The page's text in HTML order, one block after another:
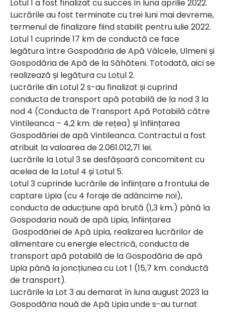
Lotul 1 a fost finalizat cu succes în luna aprilie 2022.
Lucrările au fost terminate cu trei luni mai devreme,
termenul de finalizare fiind stabilit pentru iulie 2022.
Lotul 1 cuprinde 17 km de conductă ce face
legătura între Gospodăria de Apă Vâlcele, Ulmeni și
Gospodăria de Apă de la Săhăteni. Totodată, aici se
realizează și legătura cu Lotul 2.
Lucrările din Lotul 2 s-au finalizat și cuprind
conducta de transport apă potabilă de la nod 3 la
nod 4 (Conducta de Transport Apă Potabilă către
Vintileanca – 4,2 km. de rețea) și înființarea
Gospodăriei de apă Vintileanca. Contractul a fost
atribuit la valoarea de 2.061.012,71 lei.
Lucrările la Lotul 3 se desfășoară concomitent cu
acelea de la Lotul 4 și Lotul 5.
Lotul 3 cuprinde lucrările de înființare a frontului de
captare Lipia (cu 4 foraje de adâncime noi),
conducta de aducțiune apă brută (1,3 km.) până la
Gospodaria nouă de apă Lipia, înființarea
Gospodăriei de Apă Lipia, realizarea lucrărilor de
alimentare cu energie electrică, conducta de
transport apă potabilă de la Gospodăria de apă
Lipia până la joncțiunea cu Lot 1 (15,7 km. conductă
de transport).
Lucrările la Lot 3 au demarat în luna august 2023 la
Gospodăria nouă de Apă Lipia unde s-au turnat